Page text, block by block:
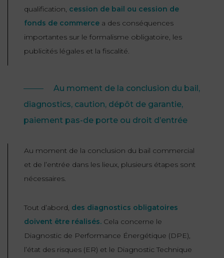
qualification, cession de bail ou cession de
fonds de commerce a des conséquences
importantes sur le formalisme obligatoire, les
publicités légales et la fiscalité.
Au moment de la conclusion du bail,
diagnostics, caution, dépôt de garantie,
paiement pas-de porte ou droit d’entrée
Au moment de la conclusion du bail commercial
et de l’entrée dans les lieux, plusieurs étapes sont
nécessaires.
Tout d’abord, des diagnostics obligatoires
doivent être réalisés. Cela concerne le
Diagnostic de Performance Énergétique (DPE),
l’état des risques (ER) et le Diagnostic Technique